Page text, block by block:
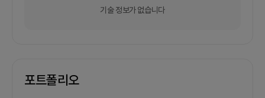
기술 정보가 없습니다
포트폴리오